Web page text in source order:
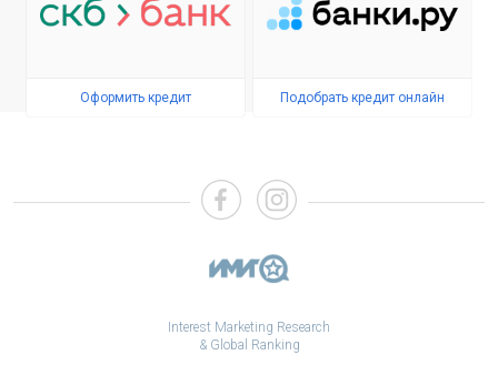
Оформить кредит Подобрать кредит онлайн
Interest Marketing Research
& Global Ranking